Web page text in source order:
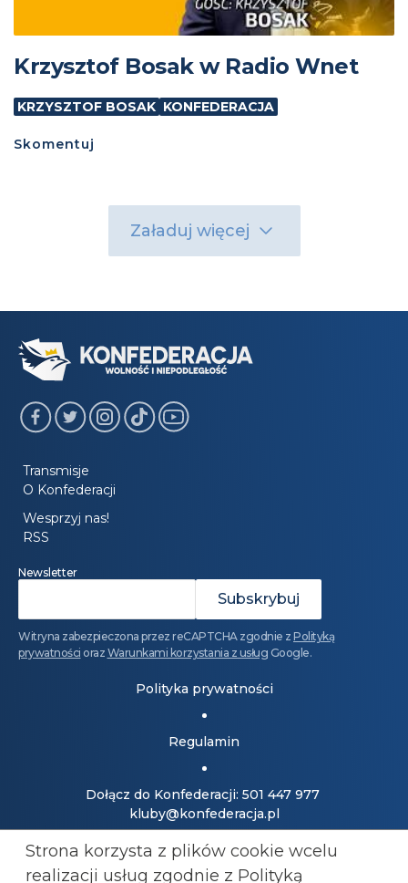
Krzysztof Bosak w Radio Wnet
KRZYSZTOF BOSAK KONFEDERACJA
Skomentuj
Załaduj więcej
Transmisje
O Konfederacji
Wesprzyj nas!
RSS
Newsletter
Witryna zabezpieczona przez reCAPTCHA zgodnie z Polityką
prywatności oraz Warunkami korzystania z usług Google.
Polityka prywatności
Regulamin
Dołącz do Konfederacji: 501 447 977
kluby@konfederacja.pl
Kontakt dla mediów: 690 868 101
Strona korzysta z plików cookie wcelu
realizacji usług zgodnie z Polityką